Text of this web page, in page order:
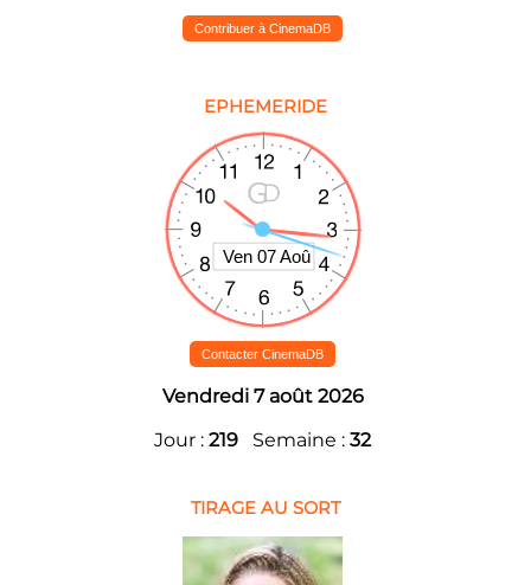
Contribuer à CinemaDB
EPHEMERIDE
Contacter CinemaDB
Vendredi 7 août 2026
Jour : 219 Semaine : 32
TIRAGE AU SORT